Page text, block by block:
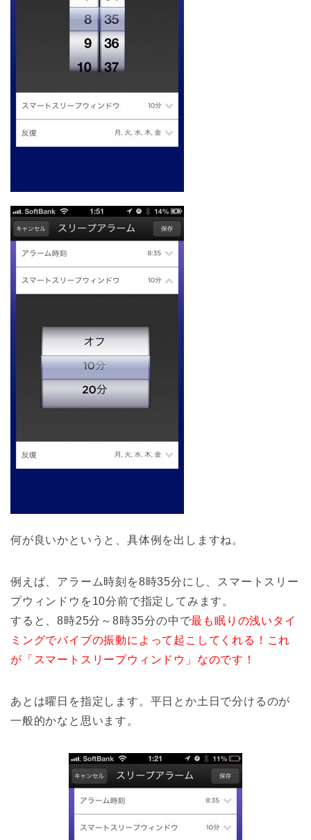
何が良いかというと、具体例を出しますね。
例えば、アラーム時刻を8時35分にし、スマートスリー
プウィンドウを10分前で指定してみます。
すると、8時25分～8時35分の中で最も眠りの浅いタイ
ミングでバイブの振動によって起こしてくれる！これ
が「スマートスリープウィンドウ」なのです！
あとは曜日を指定します。平日とか土日で分けるのが
一般的かなと思います。